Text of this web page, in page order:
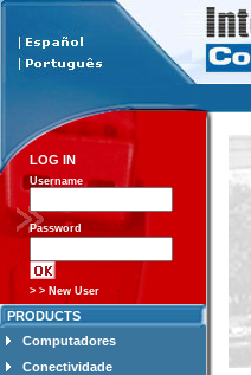
LOG IN
Username
Password
> > New User
PRODUCTS
Computadores
Conectividade